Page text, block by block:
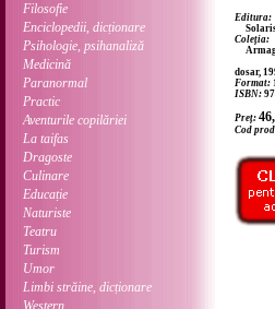
Filosofie
Enciclopedii, dicționare
Psihologie, psihanaliză
Medicină
Paranormal
Practic
Aventurile copilăriei
La taifas
Dragoste
Culinare
Educație
Naturiste
Teatru
Turism
Umor
Limbi străine, dicționare
Western
Editura:
Coleția:
dosar,
Format:
ISBN:
Preț:
Cod